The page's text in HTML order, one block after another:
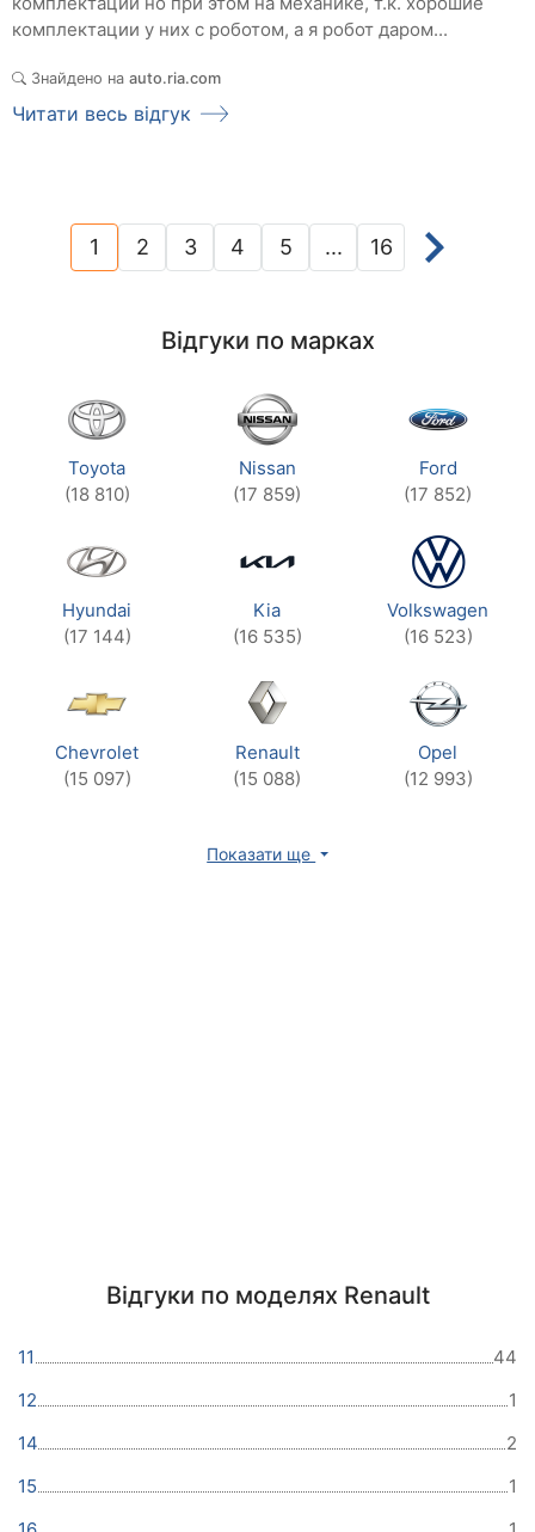
комплектации у них с роботом, а я робот даром...
Знайдено на auto.ria.com
Читати весь відгук
1(current)
2 3 4 5 ... 16
Відгуки по марках
Toyota
(18 810)
Nissan
(17 859)
Ford
(17 852)
Hyundai
(17 144)
Kia
(16 535)
Volkswagen
(16 523)
Chevrolet
(15 097)
Renault
(15 088)
Opel
(12 993)
Показати ще
Відгуки по моделях Renault
11
44
12
1
14
2
15
1